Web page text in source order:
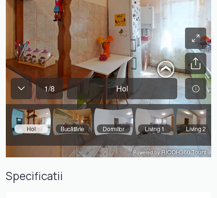
potrivită atât pentru locuire proprie, cât și pentru
investiție în regim de închiriere
Specificatii